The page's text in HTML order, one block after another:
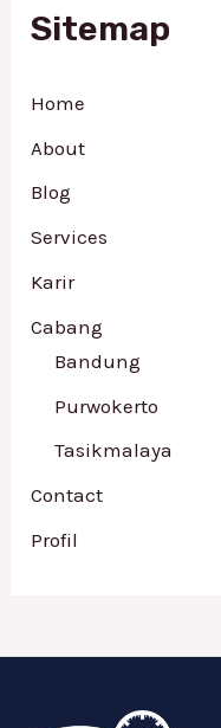
Sitemap
Home
About
Blog
Services
Karir
Cabang
Bandung
Purwokerto
Tasikmalaya
Contact
Profil